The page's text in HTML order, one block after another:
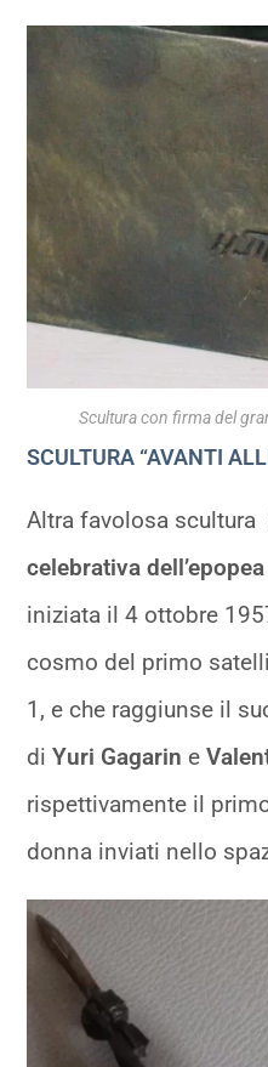
Scultura con firma del
SCULTURA “AVANTI
Altra favolosa scultura
celebrativa
iniziata il 4 ottobre
cosmo del primo
1, e che raggiunse il
diYuri Gagarin e
rispettivamente il
donna inviati nello